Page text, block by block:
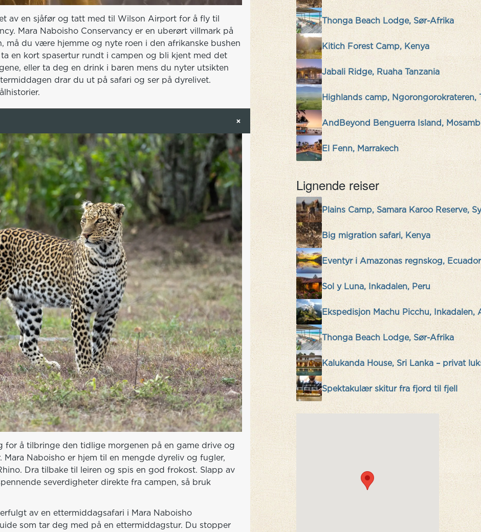
av en sjåfør og tatt med til Wilson Airport for å fly til
Mara Naboisho Conservancy er en uberørt villmark på
må du være hjemme og nyte roen i den afrikanske bushen
en kort spasertur rundt i campen og bli kjent med det
eller ta deg en drink i baren mens du nyter utsikten
drar du ut på safari og ser på dyrelivet.
for å tilbringe den tidlige morgenen på en game drive og
Mara Naboisho er hjem til en mengde dyreliv og fugler,
Dra tilbake til leiren og spis en god frokost. Slapp av
severdigheter direkte fra campen, så bruk
av en ettermiddagsafari i Mara Naboisho
som tar deg med på en ettermiddagstur. Du stopper
Thonga Beach Lodge, Sør-Afrika
Kitich Forest Camp, Kenya
Jabali Ridge, Ruaha Tanzania
Highlands camp, Ngorongorokrateren,
AndBeyond Benguerra Island,
El Fenn, Marrakech
Lignende reiser
Plains Camp, Samara Karoo Reserve,
Big migration safari, Kenya
Eventyr i Amazonas regnskog, Ecuador
Sol y Luna, Inkadalen, Peru
Ekspedisjon Machu Picchu, Inkadalen,
Thonga Beach Lodge, Sør-Afrika
Kalukanda House, Sri Lanka – privat
Spektakulær skitur fra fjord til fjell